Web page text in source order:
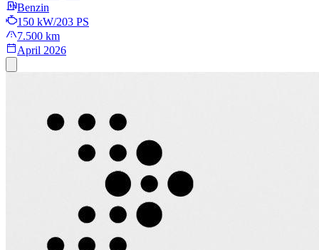
Benzin
150 kW/203 PS
7.500 km
April 2026